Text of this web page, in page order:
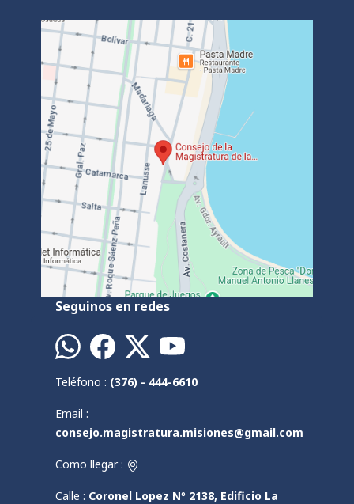
Seguinos en redes
Teléfono : (376) - 444-6610
Email :
consejo.magistratura.misiones@gmail.com
Como llegar :
Calle : Coronel Lopez Nº 2138, Edificio La